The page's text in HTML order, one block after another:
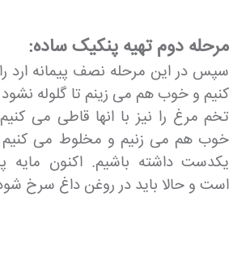
مرحله دوم تهیه پنکیک ساده:
سپس در این مرحله نصف پیمانه ارد
تخم مرغ را نیز با انها قاطی می
خوب هم می زنیم و مخلوط می کنیم
یکدست داشته باشیم. اکنون مایه
است و حالا باید در روغن داغ سرخ